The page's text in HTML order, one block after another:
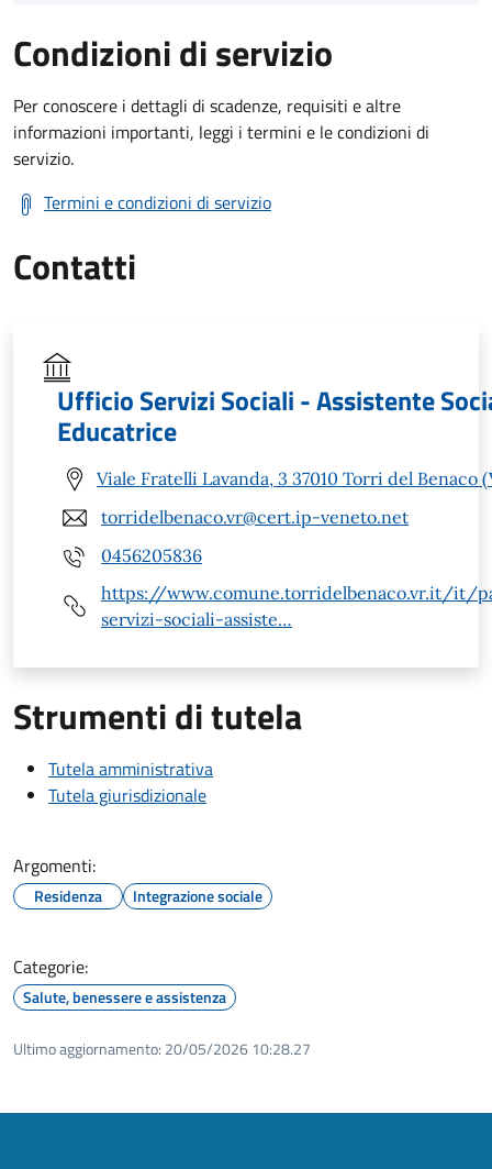
Condizioni di servizio
Per conoscere i dettagli di scadenze, requisiti e altre
informazioni importanti, leggi i termini e le condizioni di
servizio.
Termini e condizioni di servizio
Contatti
Ufficio Servizi Sociali - Assistente
Educatrice
Viale Fratelli Lavanda, 3 37010 Torri del Benaco
torridelbenaco.vr@cert.ip-veneto.net
0456205836
https://www.comune.torridelbenaco.vr.it/it/
servizi-sociali-assiste…
Strumenti di tutela
Tutela amministrativa
Tutela giurisdizionale
Argomenti:
Residenza Integrazione sociale
Categorie:
Salute, benessere e assistenza
Ultimo aggiornamento: 20/05/2026 10:28.27